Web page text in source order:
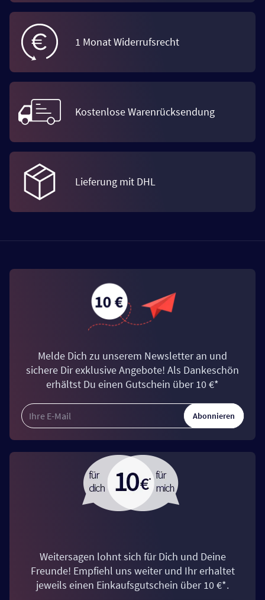
1 Monat Widerrufsrecht
Kostenlose Warenrücksendung
Lieferung mit DHL
Melde Dich zu unserem Newsletter an und
sichere Dir exklusive Angebote! Als Dankeschön
erhältst Du einen Gutschein über 10 €*
Abonnieren
Weitersagen lohnt sich für Dich und Deine
Freunde! Empfiehl uns weiter und Ihr erhaltet
jeweils einen Einkaufsgutschein über 10 €*.